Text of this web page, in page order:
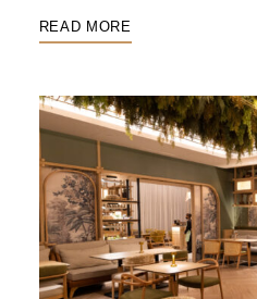
READ MORE